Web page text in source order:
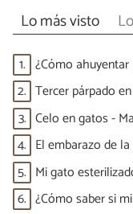
Lo más visto
1. ¿Cómo
2. Tercer párpado
3. Celo en gatos -
4. El embarazo de
5. Mi gato
6. ¿Cómo saber si